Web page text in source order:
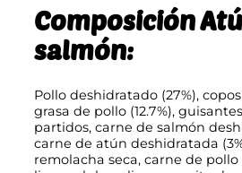
Composición
salmón:
Pollo deshidratado (27%),
grasa de pollo (12.7%),
partidos, carne de salmón
carne de atún deshidratada
remolacha seca, carne de pollo